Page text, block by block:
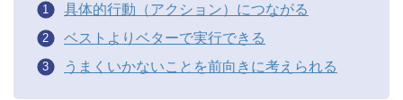
具体的行動（アクション）につながる
ベストよりベターで実行できる
うまくいかないことを前向きに考えられる